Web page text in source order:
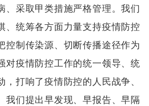
、采取甲类措施严格管理。我们
、统筹各方面力量支持疫情防控
控制传染源、切断传播途径作为
对疫情防控工作的统一领导、统
打响了疫情防控的人民战争、
我们提出早发现、早报告、早隔